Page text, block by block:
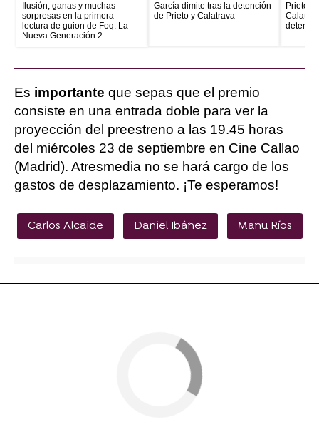
Ilusión, ganas y muchas
sorpresas en la primera
lectura de guion de Foq: La
Nueva Generación 2
García dimite tras la detención
de Prieto y Calatrava
Prieto
Es importante que sepas que el premio
consiste en una entrada doble para ver la
proyección del preestreno a las 19.45 horas
del miércoles 23 de septiembre en Cine Callao
(Madrid). Atresmedia no se hará cargo de los
gastos de desplazamiento. ¡Te esperamos!
Carlos Alcaide Daniel Ibáñez Manu Ríos